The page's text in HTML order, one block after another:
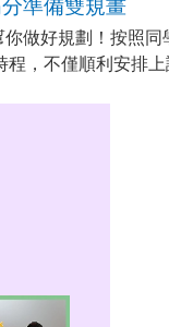
準備雙規畫
做好規劃！按照
程，不僅順利安排